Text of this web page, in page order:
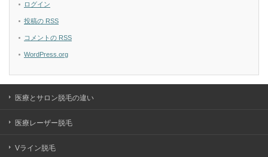
ログイン
投稿の RSS
コメントの RSS
WordPress.org
医療とサロン脱毛の違い
医療レーザー脱毛
Vライン脱毛